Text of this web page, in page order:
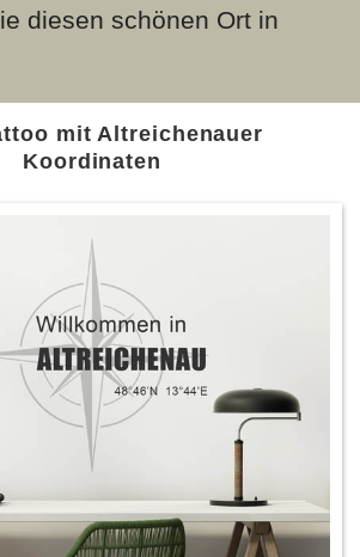
diesen schönen Ort in
mit Altreichenauer
Koordinaten